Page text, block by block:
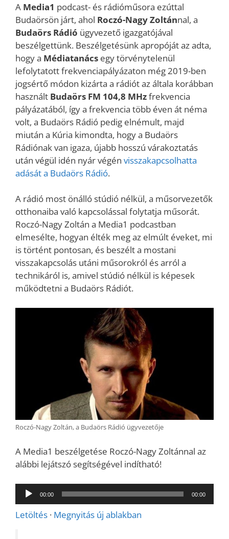
A Media1 podcast- és rádióműsora ezúttal
Budaörsön járt, ahol Roczó-Nagy Zoltánnal, a
Budaörs Rádió ügyvezető igazgatójával
beszélgettünk. Beszélgetésünk apropóját az adta,
hogy a Médiatanács egy törvénytelenül
lefolytatott frekvenciapályázaton még 2019-ben
jogsértő módon kizárta a rádiót az általa korábban
használt Budaörs FM 104,8 MHzfrekvencia
pályázatából, így a frekvencia több éven át néma
volt, a Budaörs Rádió pedig elnémult, majd
miután a Kúria kimondta, hogy a Budaörs
Rádiónak van igaza, újabb hosszú várakoztatás
után végül idén nyár végén visszakapcsolhatta
adását a Budaörs Rádió.
A rádió most önálló stúdió nélkül, a műsorvezetők
otthonaiba való kapcsolással folytatja műsorát.
Roczó-Nagy Zoltán a Media1 podcastban
elmesélte, hogyan élték meg az elmúlt éveket, mi
is történt pontosan, és beszélt a mostani
visszakapcsolás utáni műsorokról és arról a
technikáról is, amivel stúdió nélkül is képesek
működtetni a Budaörs Rádiót.
Roczó-Nagy Zoltán, a Budaörs Rádió ügyvezetője
A Media1 beszélgetése Roczó-Nagy Zoltánnal az
alábbi lejátszó segítségével indítható!
Audió
lejátszó
00:00 00:00
Letöltés · Megnyitás új ablakban